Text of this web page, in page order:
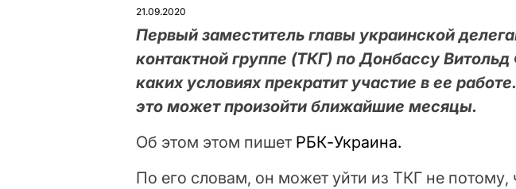
21.09.2020
Первый заместитель главы украинской
контактной группе (ТКГ) по Донбассу
каких условиях прекратит участие в ее
это может произойти ближайшие месяцы.
Об этом этом пишет РБК-Украина.
По его словам, он может уйти из ТКГ не потому,